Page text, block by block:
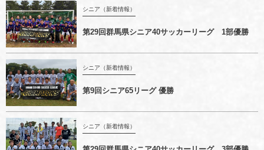
シニア（新着情報）
第29回群馬県シニア40サッカーリーグ 1部優勝
シニア（新着情報）
第9回シニア65リーグ 優勝
シニア（新着情報）